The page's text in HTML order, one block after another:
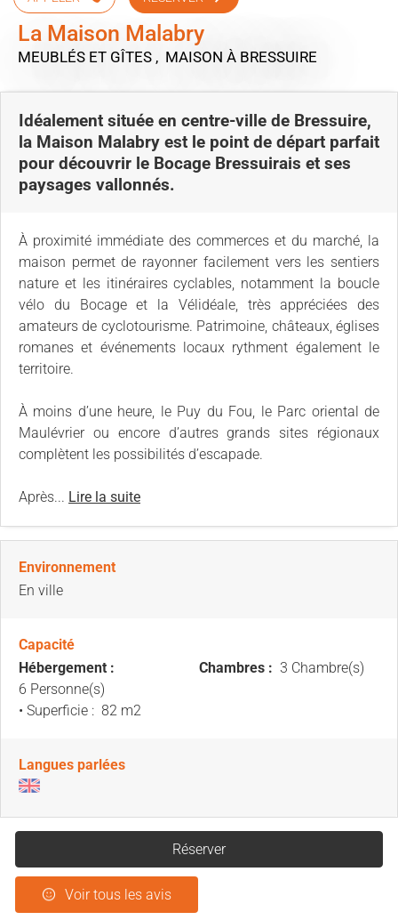
La Maison Malabry
MEUBLÉS ET GÎTES , MAISON À BRESSUIRE
Idéalement située en centre-ville de Bressuire,
la Maison Malabry est le point de départ parfait
pour découvrir le Bocage Bressuirais et ses
paysages vallonnés.
À proximité immédiate des commerces et du marché, la
maison permet de rayonner facilement vers les sentiers
nature et les itinéraires cyclables, notamment la boucle
vélo du Bocage et la Vélidéale, très appréciées des
amateurs de cyclotourisme. Patrimoine, châteaux, églises
romanes et événements locaux rythment également le
territoire.
À moins d’une heure, le Puy du Fou, le Parc oriental de
Maulévrier ou encore d’autres grands sites régionaux
complètent les possibilités d’escapade.
Après... Lire la suite
Environnement
En ville
Capacité
Hébergement :
6 Personne(s)
• Superficie : 82 m2
Chambres : 3 Chambre(s)
Langues parlées
Réserver
Voir tous les avis